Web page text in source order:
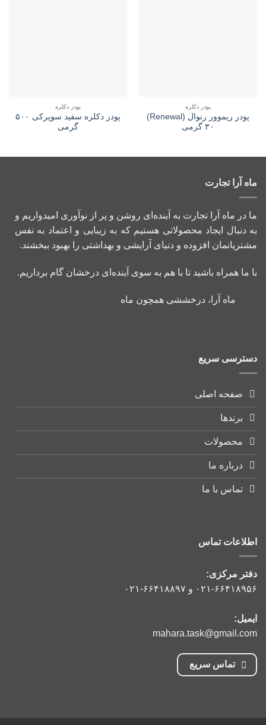
پودر دکلره
پودر ریموور رنوال (Renewal)
۳۰ گرمی
پودر دکلره
پودر دکلره سفید سوپرکی ۵۰۰
گرمی
ماه آرا تجارت
ما در ماه آرا تجارت به آینده‌ای روشن و پر از نوآوری امیدواریم و
به دنبال ایجاد محصولاتی هستیم که به زیبایی و اعتماد به نفس
مشتریانمان افزوده و دنیای آرایشی و بهداشتی را بهبود ببخشند.
با ما همراه باشید تا با هم به سوی آینده‌ای درخشان گام برداریم.
ماه آرا، درخششی همچون ماه
دسترسی سریع
صفحه اصلی
برندها
محصولات
درباره ما
تماس با ما
اطلاعات تماس
دفتر مرکزی:
۰۲۱-۶۶۴۱۸۹۵۶ و ۰۲۱-۶۶۴۱۸۸۹۷
ایمیل:
mahara.task@gmail.com
تماس سریع